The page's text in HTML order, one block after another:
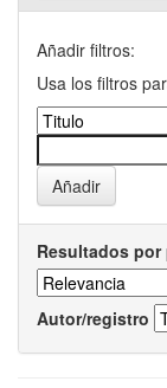
Añadir filtros:
Usa los filtros
Resultados por
Autor/registro